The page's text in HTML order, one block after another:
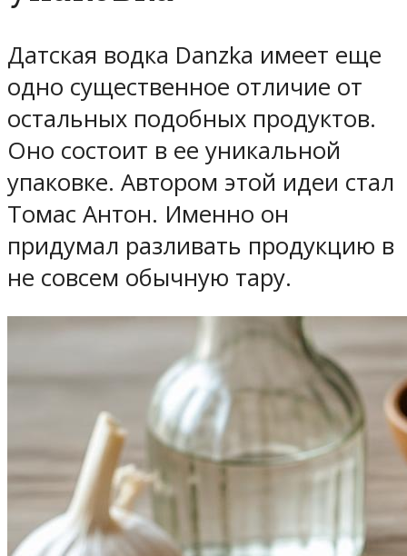
Датская водка Danzka имеет еще
одно существенное отличие от
остальных подобных продуктов.
Оно состоит в ее уникальной
упаковке. Автором этой идеи стал
Томас Антон. Именно он
придумал разливать продукцию в
не совсем обычную тару.